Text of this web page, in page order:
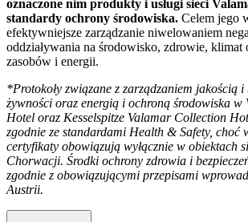
oznaczone nim produkty i usługi sieci
standardy ochrony środowiska. Celem jego
efektywniejsze zarządzanie niwelowaniem
oddziaływania na środowisko, zdrowie, klimat
zasobów i energii.
*Protokoły związane z zarządzaniem jakością i
żywności oraz energią i ochroną środowiska
Hotel oraz Kesselspitze Valamar Collection
zgodnie ze standardami Health & Safety, choć
certyfikaty obowiązują wyłącznie w obiektach
Chorwacji. Środki ochrony zdrowia i
zgodnie z obowiązującymi przepisami
Austrii.